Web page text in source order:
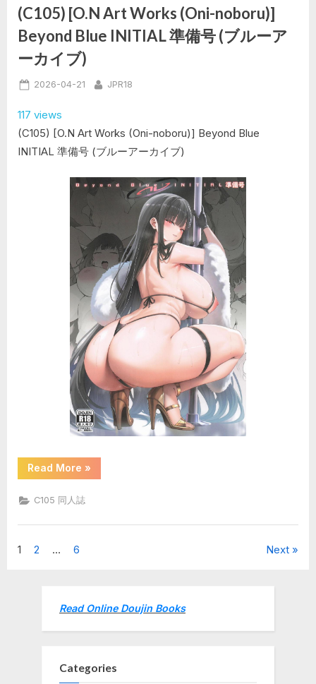
(黒
須
載)]
ン
な
き
ん
と
な
暫
定
版
(僕
の
心
の
ヤ
バ
イ
や
つ)”
(C105) [O.N Art Works (Oni-noboru)]
Beyond Blue INITIAL 準備号 (ブルーア
ーカイブ)
Posted
2026-04-21 By
JPR18
117 views
(C105) [O.N Art Works (Oni-noboru)] Beyond Blue
INITIAL 準備号 (ブルーアーカイブ)
Read More “(C105)
[O.N
Works
(Oni-
Beyond
ー
ア
カ
»
C105 同人誌
Posts
1 2 … 6 Next
Read Online Doujin Books
Categories